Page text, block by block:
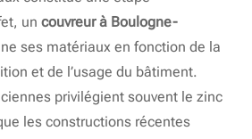
uncouvreur à Boulogne-
ses matériaux en fonction de la
et de l’usage du bâtiment.
privilégient souvent le zinc
les constructions récentes